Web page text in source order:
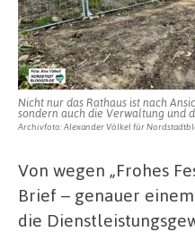
Nicht nur das Rathaus ist nach
sondern auch die Verwaltung und
Archivfoto: Alexander Völkel für
Von wegen „Frohes
Brief – genauer
die